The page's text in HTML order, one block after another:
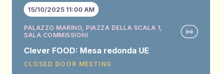
15/10/2025 11:00 AM
PALAZZO MARINO, PIAZZA DELLA SCALA 1,
SALA COMMISSIONI
Clever FOOD: Mesa redonda UE
CLOSED DOOR MEETING